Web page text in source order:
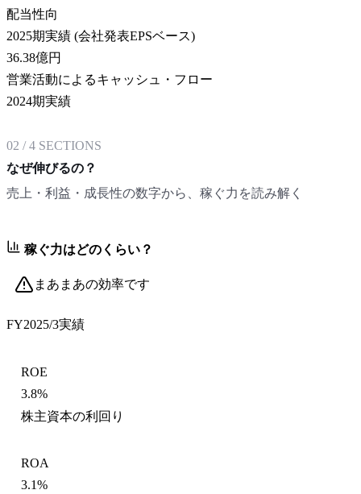
配当性向
2025期実績 (会社発表EPSベース)
36.38億円
営業活動によるキャッシュ・フロー
2024期実績
02 /4 SECTIONS
なぜ伸びるの？
売上・利益・成長性の数字から、稼ぐ力を読み解く
稼ぐ力はどのくらい？
まあまあの効率です
FY2025/3実績
ROE
3.8%
株主資本の利回り
ROA
3.1%